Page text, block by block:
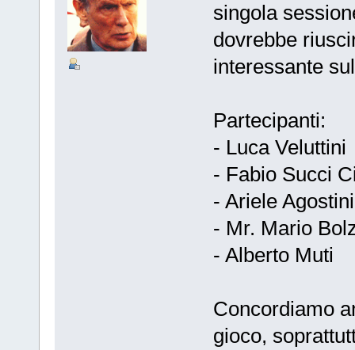
singola
dovrebbe
interessante
Partecipanti:
- Luca Veluttini
- Fabio Succi
- Ariele Agostini
- Mr. Mario
- Alberto Muti
Concordiamo
gioco,